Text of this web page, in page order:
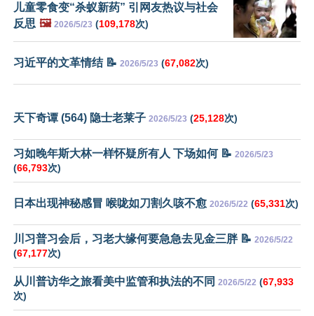
儿童零食变“杀蚁新药” 引网友热议与社会
反思 🖼️ 2026/5/23 (109,178次)
习近平的文革情结 📝 2026/5/23 (67,082次)
天下奇谭 (564) 隐士老莱子 2026/5/23 (25,128次)
习如晚年斯大林一样怀疑所有人 下场如何 📝 2026/5/23
(66,793次)
日本出现神秘感冒 喉咙如刀割久咳不愈 2026/5/22 (65,331次)
川习普习会后，习老大缘何要急急去见金三胖 📝 2026/5/22
(67,177次)
从川普访华之旅看美中监管和执法的不同 2026/5/22 (67,933
次)